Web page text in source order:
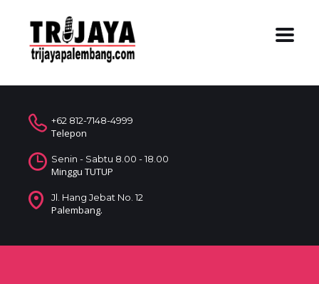
+62 812-7148-4999
Telepon
Senin - Sabtu 8.00 - 18.00
Minggu TUTUP
Jl. Hang Jebat No. 12
Palembang.